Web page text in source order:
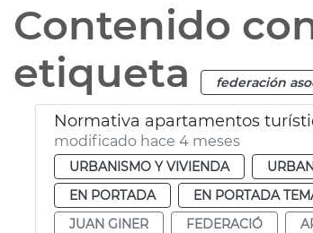
Contenido
etiqueta
federación
Normativa apartamentos
modificado hace 4 meses
URBANISMO Y VIVIENDA
EN PORTADA
EN PORTADA
JUAN GINER
FEDERACIÓ